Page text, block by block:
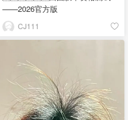
——2026官方版
CJ111